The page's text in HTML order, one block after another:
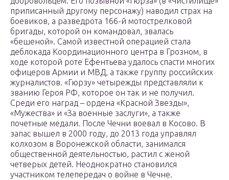
приписанный другому персонажу) наводил страх на
боевиков, а разведрота 166-й мотострелковой
бригады, которой он командовал, звалась
«бешеной». Самой известной операцией стала
деблокада Координационного центра в Грозном, в
ходе которой роте Ефентьева удалось спасти многих
офицеров Армии и МВД, а также группу российских
журналистов. «Гюрзу» четырежды представляли к
званию Героя РФ, которое он так и не получил.
Среди его наград – ордена «Красной Звезды»,
«Мужества» и «За военные заслуги», а также
почетные медали. После Чечни воевал в Косово. В
запас вышел в 2000 году, до 2013 года управлял
колхозом в Воронежской области, занимался
общественной деятельностью, растил с женой
четверых детей. Неоднократно становился
участником телепередач о войне в Чечне.